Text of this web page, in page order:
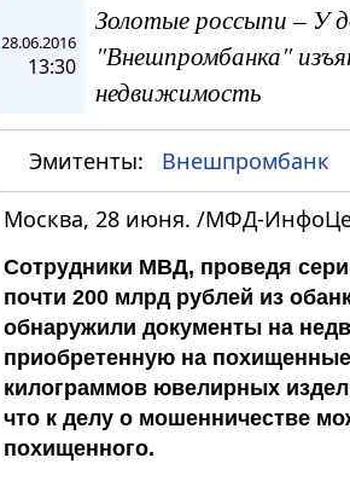
28.06.2016
13:30
Золотые россыпи – У
"Внешпромбанка"
недвижимость
Эмитенты: Внешпромбанк
Москва, 28 июня. /МФД-
Сотрудники МВД, проведя
почти 200 млрд рублей из
обнаружили документы на
приобретенную на похищенные
килограммов ювелирных
что к делу о мошенничестве
похищенного.